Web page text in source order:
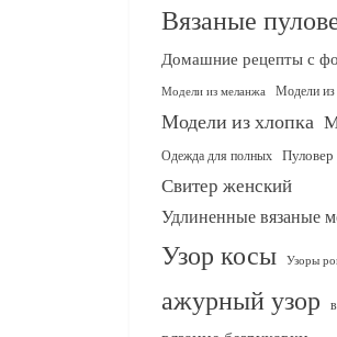
Вязаные
Домашние рецепты с
Модели из меланжа Модели из
Модели из хлопка
Одежда для полных Пуловер
Свитер женский
Удлиненные вязаные
Узор косы Узоры
ажурный узор